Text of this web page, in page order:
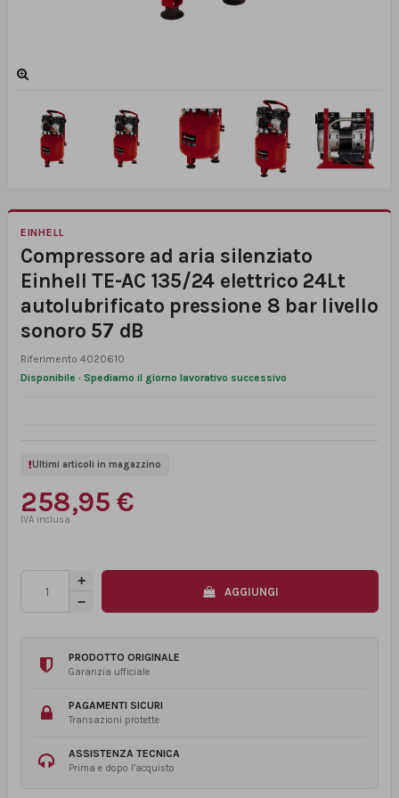
EINHELL
Compressore ad aria silenziato
Einhell TE-AC 135/24 elettrico 24Lt
autolubrificato pressione 8 bar livello
sonoro 57 dB
Riferimento 4020610
Disponibile · Spediamo il giorno lavorativo successivo
Ultimi articoli in magazzino
258,95 €
AGGIUNGI
PRODOTTO ORIGINALE
Garanzia ufficiale
PAGAMENTI SICURI
Transazioni protette
ASSISTENZA TECNICA
Prima e dopo l’acquisto